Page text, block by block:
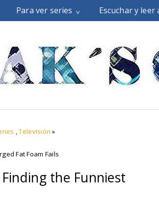
Para ver series Escuchar y leer
,Televisión »
Fat Foam Fails
the Funniest